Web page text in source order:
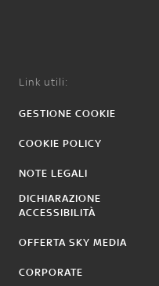
Link utili:
GESTIONE COOKIE
COOKIE POLICY
NOTE LEGALI
DICHIARAZIONE
ACCESSIBILITÀ
OFFERTA SKY MEDIA
CORPORATE